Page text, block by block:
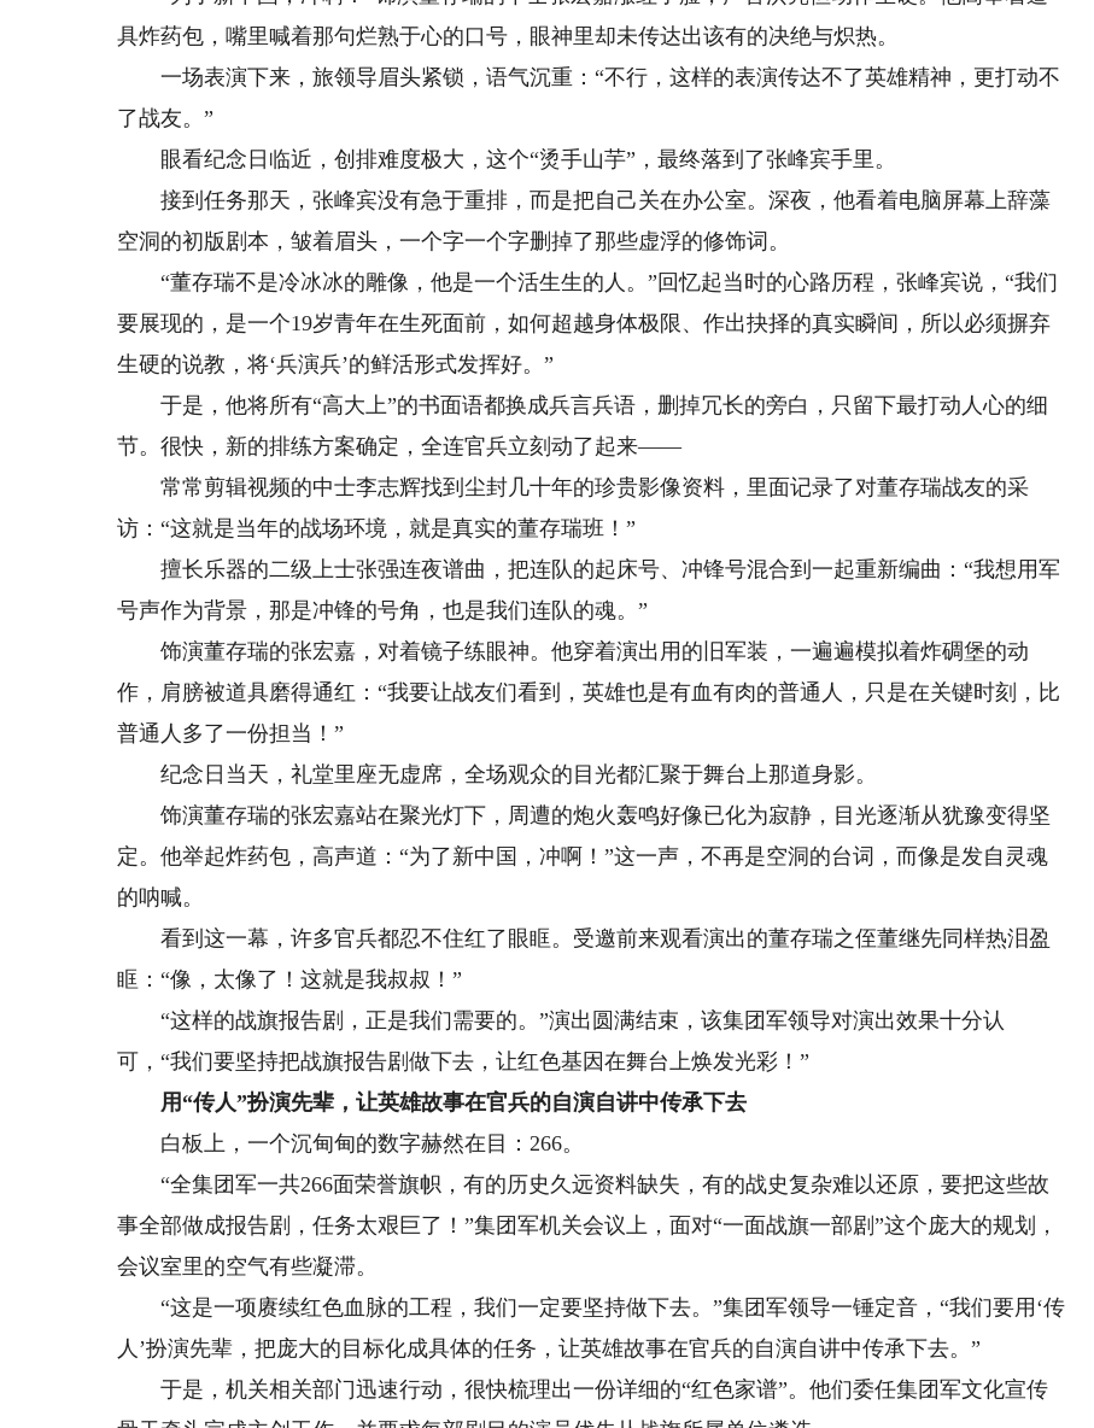
具炸药包，嘴里喊着那句烂熟于心的口号，眼神里却未传达出该有的决绝与炽热。
一场表演下来，旅领导眉头紧锁，语气沉重：“不行，这样的表演传达不了英雄精神，更打动不
了战友。”
眼看纪念日临近，创排难度极大，这个“烫手山芋”，最终落到了张峰宾手里。
接到任务那天，张峰宾没有急于重排，而是把自己关在办公室。深夜，他看着电脑屏幕上辞藻
空洞的初版剧本，皱着眉头，一个字一个字删掉了那些虚浮的修饰词。
“董存瑞不是冷冰冰的雕像，他是一个活生生的人。”回忆起当时的心路历程，张峰宾说，“我们
要展现的，是一个19岁青年在生死面前，如何超越身体极限、作出抉择的真实瞬间，所以必须摒弃
生硬的说教，将‘兵演兵’的鲜活形式发挥好。”
于是，他将所有“高大上”的书面语都换成兵言兵语，删掉冗长的旁白，只留下最打动人心的细
节。很快，新的排练方案确定，全连官兵立刻动了起来——
常常剪辑视频的中士李志辉找到尘封几十年的珍贵影像资料，里面记录了对董存瑞战友的采
访：“这就是当年的战场环境，就是真实的董存瑞班！”
擅长乐器的二级上士张强连夜谱曲，把连队的起床号、冲锋号混合到一起重新编曲：“我想用军
号声作为背景，那是冲锋的号角，也是我们连队的魂。”
饰演董存瑞的张宏嘉，对着镜子练眼神。他穿着演出用的旧军装，一遍遍模拟着炸碉堡的动
作，肩膀被道具磨得通红：“我要让战友们看到，英雄也是有血有肉的普通人，只是在关键时刻，比
普通人多了一份担当！”
纪念日当天，礼堂里座无虚席，全场观众的目光都汇聚于舞台上那道身影。
饰演董存瑞的张宏嘉站在聚光灯下，周遭的炮火轰鸣好像已化为寂静，目光逐渐从犹豫变得坚
定。他举起炸药包，高声道：“为了新中国，冲啊！”这一声，不再是空洞的台词，而像是发自灵魂
的呐喊。
看到这一幕，许多官兵都忍不住红了眼眶。受邀前来观看演出的董存瑞之侄董继先同样热泪盈
眶：“像，太像了！这就是我叔叔！”
“这样的战旗报告剧，正是我们需要的。”演出圆满结束，该集团军领导对演出效果十分认
可，“我们要坚持把战旗报告剧做下去，让红色基因在舞台上焕发光彩！”
用“传人”扮演先辈，让英雄故事在官兵的自演自讲中传承下去
白板上，一个沉甸甸的数字赫然在目：266。
“全集团军一共266面荣誉旗帜，有的历史久远资料缺失，有的战史复杂难以还原，要把这些故
事全部做成报告剧，任务太艰巨了！”集团军机关会议上，面对“一面战旗一部剧”这个庞大的规划，
会议室里的空气有些凝滞。
“这是一项赓续红色血脉的工程，我们一定要坚持做下去。”集团军领导一锤定音，“我们要用‘传
人’扮演先辈，把庞大的目标化成具体的任务，让英雄故事在官兵的自演自讲中传承下去。”
于是，机关相关部门迅速行动，很快梳理出一份详细的“红色家谱”。他们委任集团军文化宣传